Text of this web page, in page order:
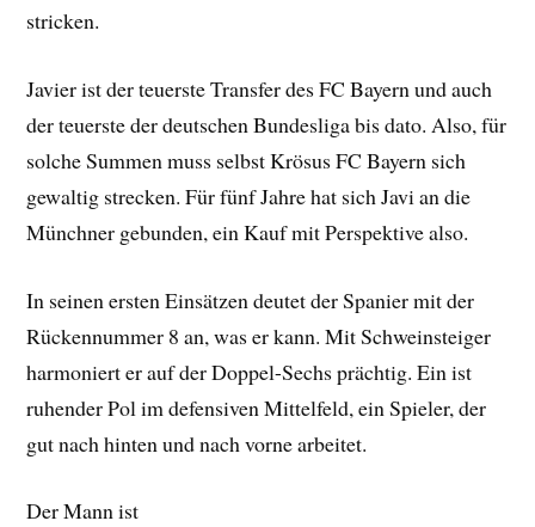
stricken.
Javier ist der teuerste Transfer des FC Bayern und auch
der teuerste der deutschen Bundesliga bis dato. Also, für
solche Summen muss selbst Krösus FC Bayern sich
gewaltig strecken. Für fünf Jahre hat sich Javi an die
Münchner gebunden, ein Kauf mit Perspektive also.
In seinen ersten Einsätzen deutet der Spanier mit der
Rückennummer 8 an, was er kann. Mit Schweinsteiger
harmoniert er auf der Doppel-Sechs prächtig. Ein ist
ruhender Pol im defensiven Mittelfeld, ein Spieler, der
gut nach hinten und nach vorne arbeitet.
Der Mann ist